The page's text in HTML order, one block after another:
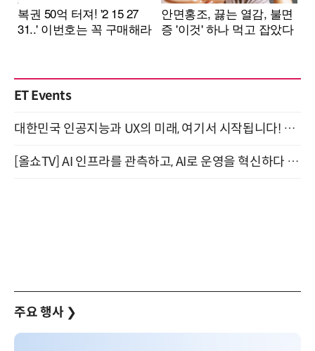
ET Events
대한민국 인공지능과 UX의 미래, 여기서 시작됩니다! UX Korea 2026 - Fall 9월 2일 개최
[올쇼TV] AI 인프라를 관측하고, AI로 운영을 혁신하다 (8월 11일 생방송)
주요 행사 ❯